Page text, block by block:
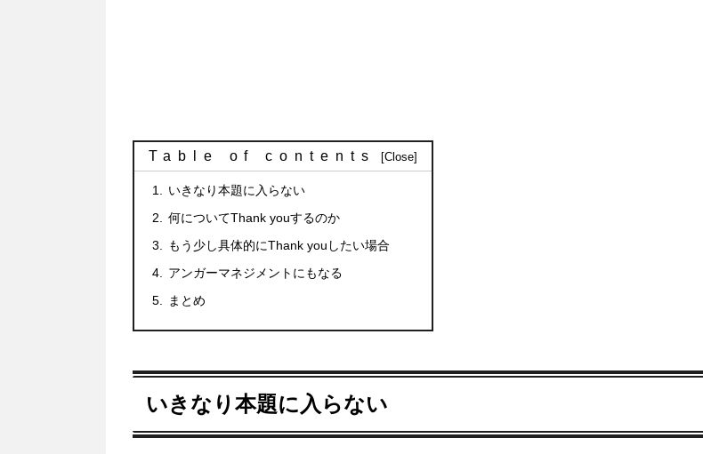
Table of contents
いきなり本題に入らない
何についてThank youするのか
もう少し具体的にThank youしたい場合
アンガーマネジメントにもなる
まとめ
いきなり本題に入らない